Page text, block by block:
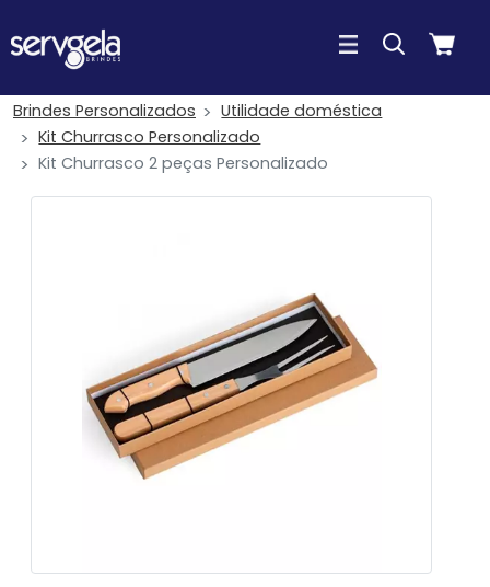
Brindes Personalizados
Utilidade doméstica
Kit Churrasco Personalizado
Kit Churrasco 2 peças Personalizado